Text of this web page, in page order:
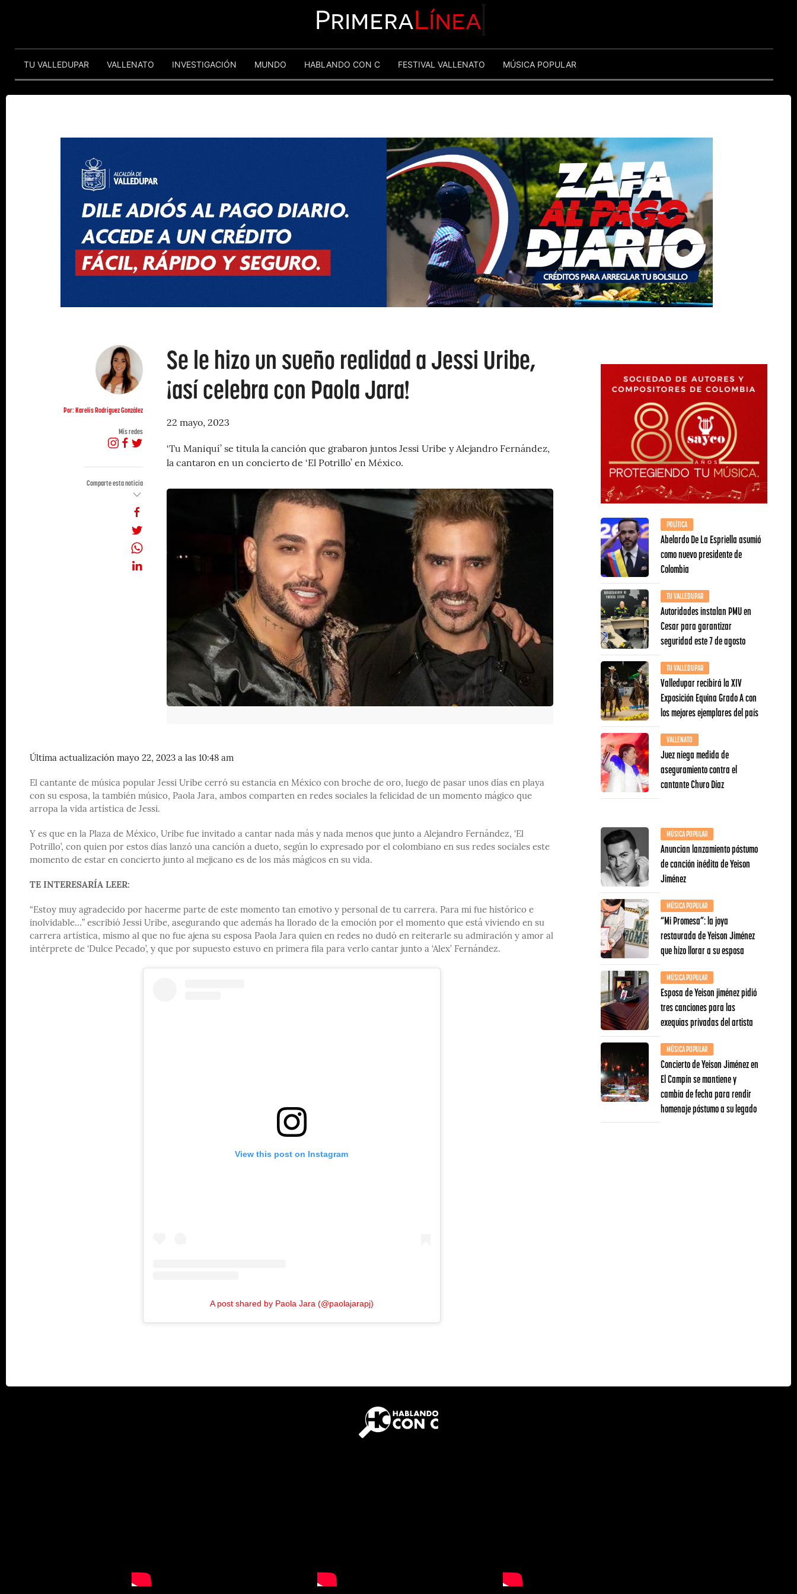
PrimeraLínea
TU VALLEDUPAR VALLENATO INVESTIGACIÓN MUNDO HABLANDO CON C FESTIVAL VALLENATO MÚSICA POPULAR
Por: Karelis Rodríguez González
Mis redes
Comparte esta noticia
Se le hizo un sueño realidad a Jessi Uribe,
¡así celebra con Paola Jara!
22 mayo, 2023
‘Tu Maniquí’ se titula la canción que grabaron juntos Jessi Uribe y Alejandro Fernández,
la cantaron en un concierto de ‘El Potrillo’ en México.
Última actualización mayo 22, 2023 a las 10:48 am
El cantante de música popular Jessi Uribe cerró su estancia en México con broche de oro, luego de pasar unos días en playa
con su esposa, la también músico, Paola Jara, ambos comparten en redes sociales la felicidad de un momento mágico que
arropa la vida artística de Jessi.
Y es que en la Plaza de México, Uribe fue invitado a cantar nada más y nada menos que junto a Alejandro Fernández, ‘El
Potrillo’, con quien por estos días lanzó una canción a dueto, según lo expresado por el colombiano en sus redes sociales este
momento de estar en concierto junto al mejicano es de los más mágicos en su vida.
TE INTERESARÍA LEER:
“Estoy muy agradecido por hacerme parte de este momento tan emotivo y personal de tu carrera. Para mi fue histórico e
inolvidable…” escribió Jessi Uribe, asegurando que además ha llorado de la emoción por el momento que está viviendo en su
carrera artística, mismo al que no fue ajena su esposa Paola Jara quien en redes no dudó en reiterarle su admiración y amor al
intérprete de ‘Dulce Pecado’, y que por supuesto estuvo en primera fila para verlo cantar junto a ‘Alex’ Fernández.
View this post on Instagram
A post shared by Paola Jara (@paolajarapj)
POLÍTICA
Abelardo De La Espriella asumió
como nuevo presidente de
Colombia
TU VALLEDUPAR
Autoridades instalan PMU en
Cesar para garantizar
seguridad este 7 de agosto
TU VALLEDUPAR
Valledupar recibirá la XIV
Exposición Equina Grado A con
los mejores ejemplares del país
VALLENATO
Juez niega medida de
aseguramiento contra el
cantante Churo Díaz
MÚSICA POPULAR
Anuncian lanzamiento póstumo
de canción inédita de Yeison
Jiménez
MÚSICA POPULAR
“Mi Promesa”: la joya
restaurada de Yeison Jiménez
que hizo llorar a su esposa
MÚSICA POPULAR
Esposa de Yeison jiménez pidió
tres canciones para las
exequias privadas del artista
MÚSICA POPULAR
Concierto de Yeison Jiménez en
El Campín se mantiene y
cambia de fecha para rendir
homenaje póstumo a su legado